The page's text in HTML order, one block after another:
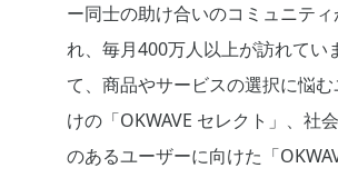
ー同士の助け合いのコミュニティ
れ、毎月400万人以上が訪れてい
て、商品やサービスの選択に悩
けの「OKWAVE セレクト」、社
のあるユーザーに向けた「